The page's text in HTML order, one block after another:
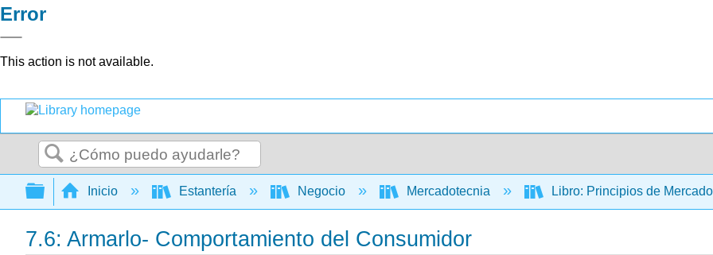
Error
This action is not available.
Buscar
Expandir/contraer jerarquía global
Inicio Estantería Negocio Mercadotecnia Libro: Principios de
7.6: Armarlo- Comportamiento del Consumidor